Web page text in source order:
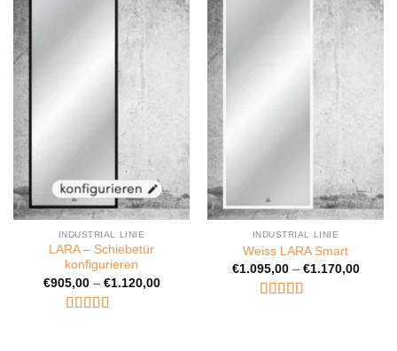
INDUSTRIAL LINIE
LARA – Schiebetür
konfigurieren
€905,00– €1.120,00
INDUSTRIAL LINIE
Weiss LARA Smart
€1.095,00– €1.170,00